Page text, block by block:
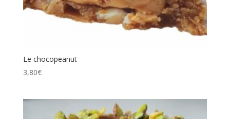
Le chocopeanut
3,80€